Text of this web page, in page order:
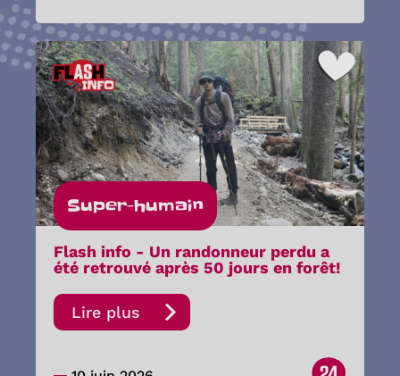
Super-humain
Flash info - Un randonneur perdu a
été retrouvé après 50 jours en forêt!
Lire plus